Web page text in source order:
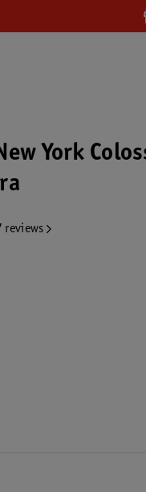
York
reviews